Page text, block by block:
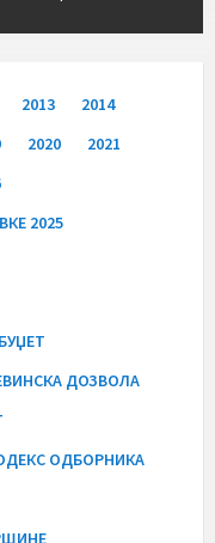
2013
2014
2020
2021
2025
БУЏЕТ
ДОЗВОЛА
ОДБОРНИКА